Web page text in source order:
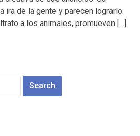
ira de la gente y parecen lograrlo.
a los animales, promueven […]